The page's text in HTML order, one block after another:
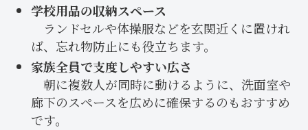
学校用品の収納スペース
ランドセルや体操服などを玄関近くに置けれ
ば、忘れ物防止にも役立ちます。
家族全員で支度しやすい広さ
朝に複数人が同時に動けるように、洗面室や
廊下のスペースを広めに確保するのもおすすめ
です。